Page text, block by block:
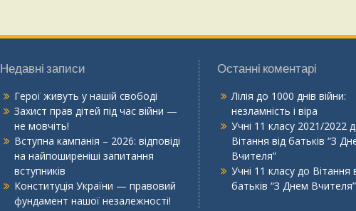
Недавні записи
Герої живуть у нашій свободі
Захист прав дітей під час війни —
не мовчіть!
Вступна кампанія – 2026: відповіді
на найпоширеніші запитання
вступників
Конституція України — правовий
фундамент нашої незалежності!
Останні коментарі
Лілія до 1000 днів війни:
незламність і віра
Учні 11 класу 2021/2022
Вітання від батьків “З
Вчителя”
Учні 11 класу до Вітання
батьків “З Днем Вчителя”